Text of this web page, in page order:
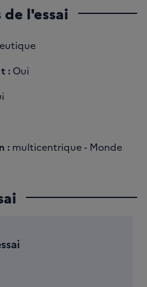
l'essai
: Oui
: multicentrique - Monde